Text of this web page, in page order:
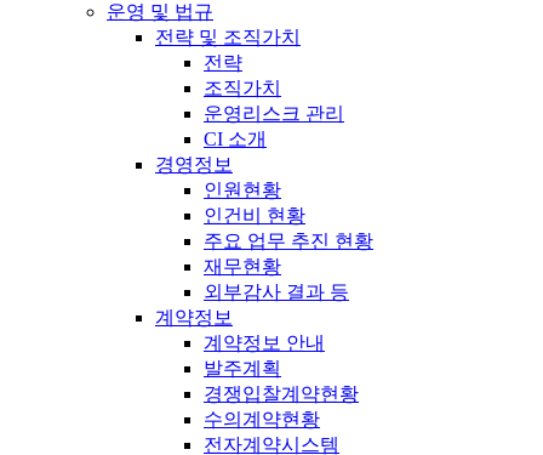
운영 및 법규
전략 및 조직가치
전략
조직가치
운영리스크 관리
CI 소개
경영정보
인원현황
인건비 현황
주요 업무 추진 현황
재무현황
외부감사 결과 등
계약정보
계약정보 안내
발주계획
경쟁입찰계약현황
수의계약현황
전자계약시스템